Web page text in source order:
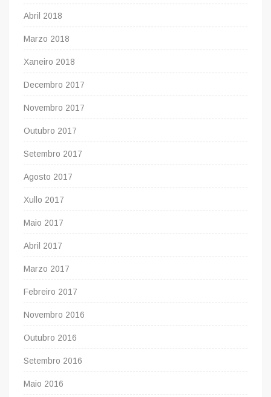
Abril 2018
Marzo 2018
Xaneiro 2018
Decembro 2017
Novembro 2017
Outubro 2017
Setembro 2017
Agosto 2017
Xullo 2017
Maio 2017
Abril 2017
Marzo 2017
Febreiro 2017
Novembro 2016
Outubro 2016
Setembro 2016
Maio 2016